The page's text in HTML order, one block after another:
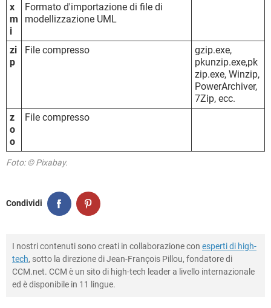
x
m
i
Formato d'importazione di file di
modellizzazione UML
zi
p
File compresso
gzip.exe,
pkunzip.exe,pk
zip.exe, Winzip,
PowerArchiver,
7Zip, ecc.
z
o
o
File compresso
Foto: © Pixabay.
Condividi
I nostri contenuti sono creati in collaborazione con esperti di high-
tech, sotto la direzione di Jean-François Pillou, fondatore di
CCM.net. CCM è un sito di high-tech leader a livello internazionale
ed è disponibile in 11 lingue.